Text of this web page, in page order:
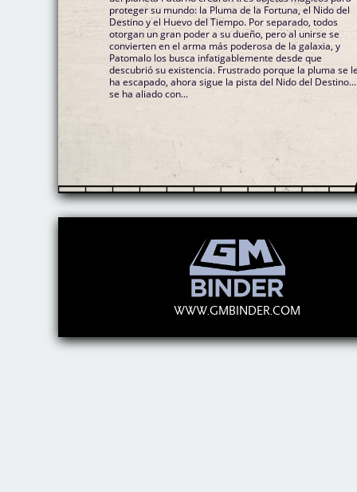
proteger su mundo: la Pluma de la Fortuna, el Nido del
Destino y el Huevo del Tiempo. Por separado, todos
otorgan un gran poder a su dueño, pero al unirse se
convierten en el arma más poderosa de la galaxia, y
Patomalo los busca infatigablemente desde que
descubrió su existencia. Frustrado porque la pluma se
ha escapado, ahora sigue la pista del Nido del Destino...
se ha aliado con...
WWW.GMBINDER.COM